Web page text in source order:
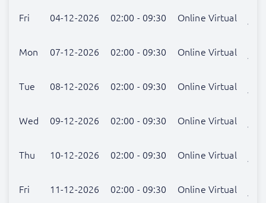
Fri 04-12-2026 02:00 - 09:30 Online Virtual
Mon 07-12-2026 02:00 - 09:30 Online Virtual
Tue 08-12-2026 02:00 - 09:30 Online Virtual
Wed 09-12-2026 02:00 - 09:30 Online Virtual
Thu 10-12-2026 02:00 - 09:30 Online Virtual
Fri 11-12-2026 02:00 - 09:30 Online Virtual